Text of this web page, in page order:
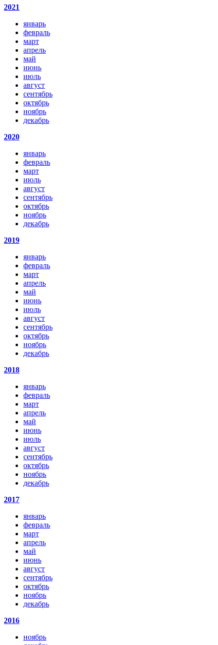
2021
январь
февраль
март
апрель
май
июнь
июль
август
сентябрь
октябрь
ноябрь
декабрь
2020
январь
февраль
март
июль
август
сентябрь
октябрь
ноябрь
декабрь
2019
январь
февраль
март
апрель
май
июнь
июль
август
сентябрь
октябрь
ноябрь
декабрь
2018
январь
февраль
март
апрель
май
июнь
июль
август
сентябрь
октябрь
ноябрь
декабрь
2017
январь
февраль
март
апрель
май
июнь
август
сентябрь
октябрь
ноябрь
декабрь
2016
ноябрь